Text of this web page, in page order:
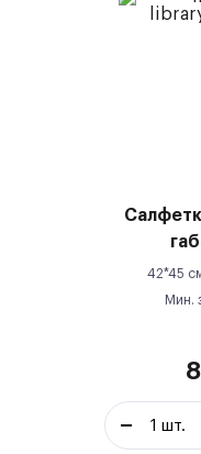
42*45
Мин.